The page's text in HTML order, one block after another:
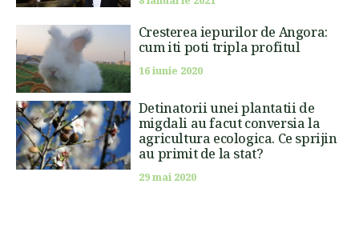
Cresterea iepurilor de Angora:
cum iti poti tripla profitul
16 iunie 2020
Detinatorii unei plantatii de
migdali au facut conversia la
agricultura ecologica. Ce sprijin
au primit de la stat?
29 mai 2020